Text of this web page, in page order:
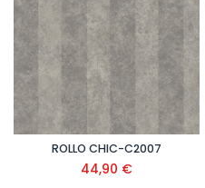
ROLLO CHIC-C2007
44,90 €